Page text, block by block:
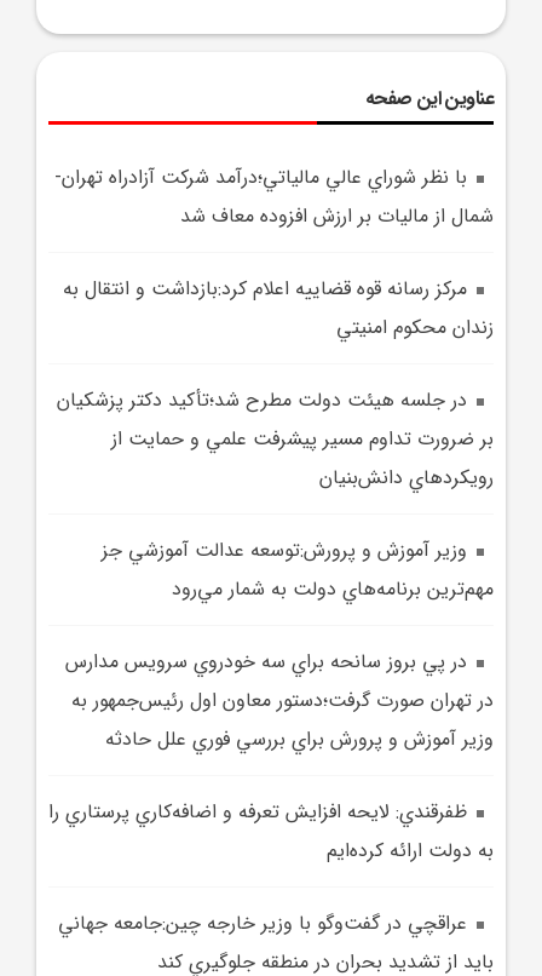
عناوین این صفحه
با نظر شوراي عالي مالياتي؛درآمد شرکت آزادراه تهران-
شمال از ماليات بر ارزش افزوده معاف شد
مرکز رسانه قوه قضاييه اعلام کرد:بازداشت و انتقال به
زندان محکوم امنيتي
در جلسه هيئت دولت مطرح شد؛تأکيد دکتر پزشکيان
بر ضرورت تداوم مسير پيشرفت علمي و حمايت از
رويکردهاي دانش‌بنيان
وزير آموزش و پرورش:توسعه عدالت آموزشي جز
مهم‌ترين برنامه‌هاي دولت به شمار مي‌رود
در پي بروز سانحه براي سه خودروي سرويس مدارس
در تهران صورت گرفت؛دستور معاون اول رئيس‌جمهور به
وزير آموزش و پرورش براي بررسي فوري علل حادثه
ظفرقندي: لايحه افزايش تعرفه و اضافه‌کاري پرستاري را
به دولت ارائه کرده‌ايم
عراقچي در گفت‌وگو با وزير خارجه چين:جامعه جهاني
بايد از تشديد بحران در منطقه جلوگيري کند